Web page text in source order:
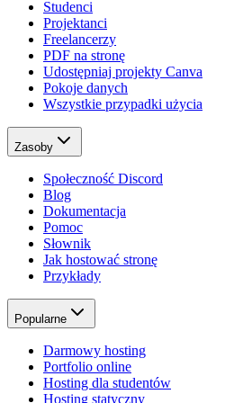
Studenci
Projektanci
Freelancerzy
PDF na stronę
Udostępniaj projekty Canva
Pokoje danych
Wszystkie przypadki użycia
Zasoby
Społeczność Discord
Blog
Dokumentacja
Pomoc
Słownik
Jak hostować stronę
Przykłady
Popularne
Darmowy hosting
Portfolio online
Hosting dla studentów
Hosting statyczny